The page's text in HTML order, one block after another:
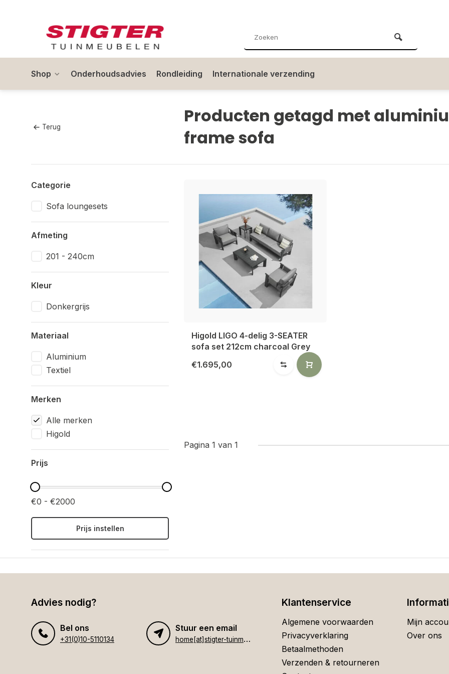
Shop Onderhoudsadvies Rondleiding Internationale verzending
Terug
Producten getagd met
frame sofa
Categorie
Sofa loungesets
Afmeting
201 - 240cm
Kleur
Donkergrijs
Materiaal
Aluminium
Textiel
Merken
Alle merken
Higold
Prijs
€0 - €2000
Prijs instellen
Higold LIGO 4-delig 3-SEATER
sofa set 212cm charcoal Grey
€1.695,00
Pagina 1 van 1
Advies nodig?
Bel ons
+31(0)10-5110134
Stuur een email
h
ome[at]stigter-tuinmeubelen.nl
Klantenservice
Algemene voorwaarden
Privacyverklaring
Betaalmethoden
Verzenden & retourneren
Mijn
Over ons